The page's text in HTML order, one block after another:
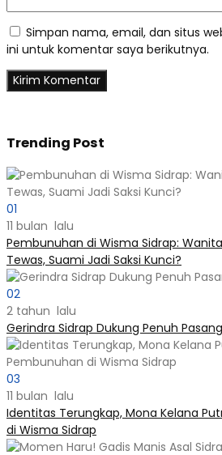
Simpan nama, email, dan situs
ini untuk komentar saya berikutnya.
Trending Post
01
11 bulan lalu
Pembunuhan di Wisma Sidrap:
Tewas, Suami Jadi Saksi Kunci?
02
2 tahun lalu
Gerindra Sidrap Dukung Penuh
03
11 bulan lalu
Identitas Terungkap, Mona Kelana
di Wisma Sidrap